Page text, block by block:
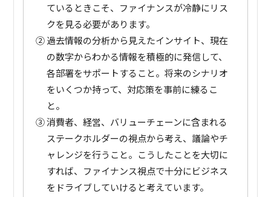
ているときこそ、ファイナンスが冷静にリス
クを見る必要があります。
②過去情報の分析から見えたインサイト、現在
の数字からわかる情報を積極的に発信して、
各部署をサポートすること。将来のシナリオ
をいくつか持って、対応策を事前に練るこ
と。
③消費者、経営、バリューチェーンに含まれる
ステークホルダーの視点から考え、議論やチ
ャレンジを行うこと。こうしたことを大切に
すれば、ファイナンス視点で十分にビジネス
をドライブしていけると考えています。